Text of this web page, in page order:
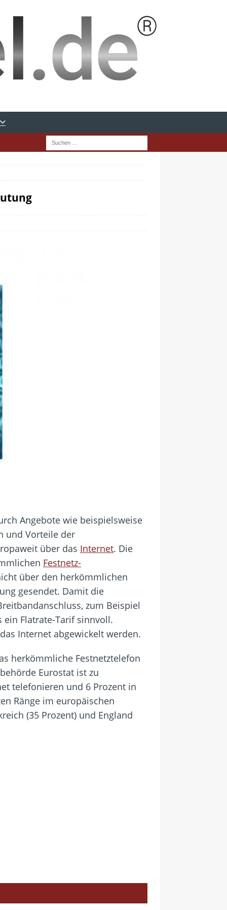
Angebote wie beispielsweise
und Vorteile der
über das Internet. Die
Festnetz-
über den herkömmlichen
gesendet. Damit die
zum Beispiel
ein Flatrate-Tarif sinnvoll.
Internet abgewickelt werden.
herkömmliche Festnetztelefon
Eurostat ist zu
telefonieren und 6 Prozent in
Ränge im europäischen
(35 Prozent) und England